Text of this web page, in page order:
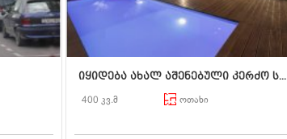
იყიდება ახალ აშენებული კერძო ს...
400 კვ.მ ოთახი